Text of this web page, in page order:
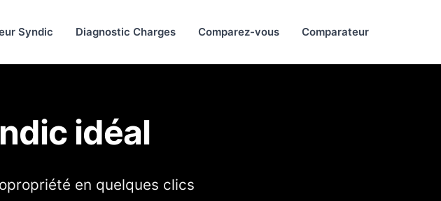
Syndic Diagnostic Charges Comparez-vous Comparateur
idéal
en quelques clics